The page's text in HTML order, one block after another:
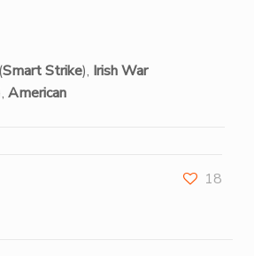
(Smart Strike), Irish War
American
18